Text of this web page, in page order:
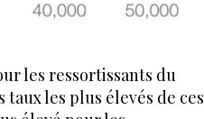
les ressortissants du
les plus élevés de ces